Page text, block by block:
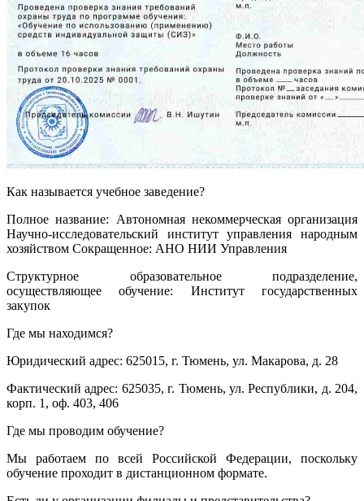
Как называется учебное заведение?
Полное название: Автономная некоммерческая организация
Научно-исследовательский институт управления народным
хозяйством Сокращенное: АНО НИИ Управления
Структурное образовательное подразделение,
осуществляющее обучение: Институт государственных
закупок
Где мы находимся?
Юридический адрес: 625015, г. Тюмень, ул. Макарова, д. 28
Фактический адрес: 625035, г. Тюмень, ул. Республики, д. 204,
корп. 1, оф. 403, 406
Где мы проводим обучение?
Мы работаем по всей Российской Федерации, поскольку
обучение проходит в дистанционном формате.